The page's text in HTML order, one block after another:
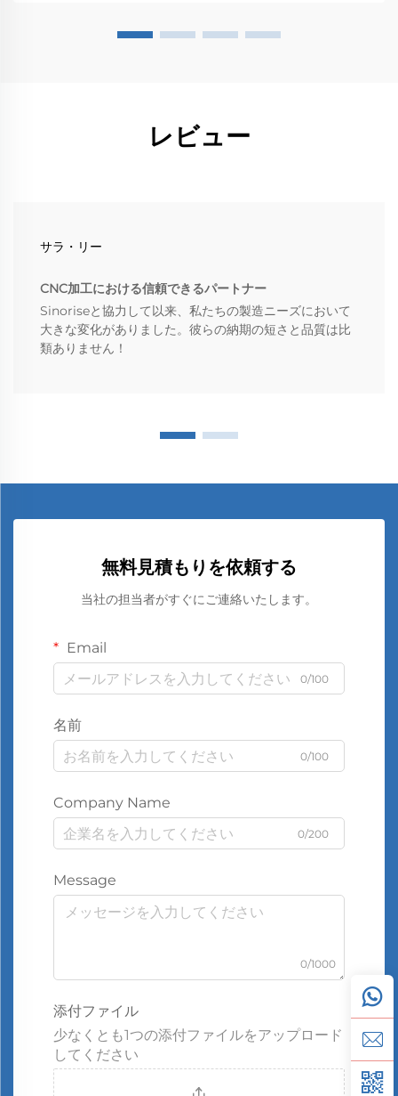
レビュー
サラ・リー
CNC加工における信頼できるパートナー
Sinoriseと協力して以来、私たちの製造ニーズにおいて
大きな変化がありました。彼らの納期の短さと品質は比
類ありません！
無料見積もりを依頼する
当社の担当者がすぐにご連絡いたします。
Email
0/100
名前
0/100
Company Name
0/200
Message
0/1000
添付ファイル
少なくとも1つの添付ファイルをアップロード
してください